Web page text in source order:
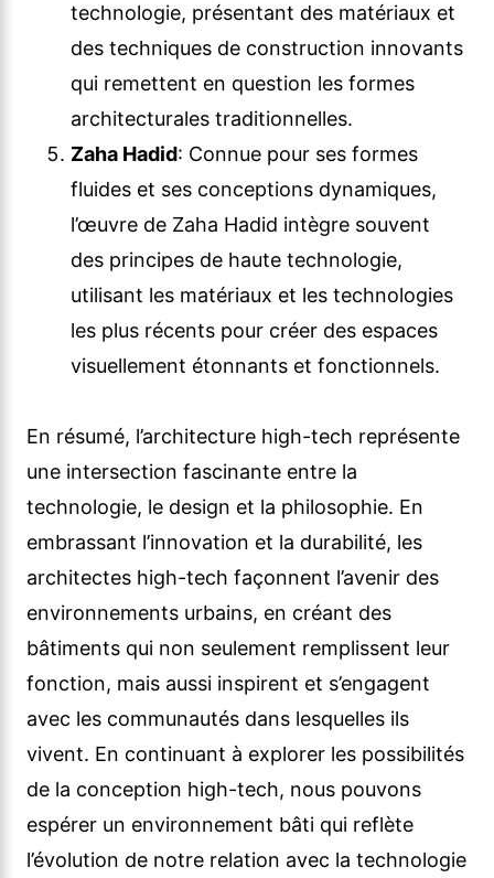
technologie, présentant des matériaux et
des techniques de construction innovants
qui remettent en question les formes
architecturales traditionnelles.
Zaha Hadid: Connue pour ses formes
fluides et ses conceptions dynamiques,
l’œuvre de Zaha Hadid intègre souvent
des principes de haute technologie,
utilisant les matériaux et les technologies
les plus récents pour créer des espaces
visuellement étonnants et fonctionnels.
En résumé, l’architecture high-tech représente
une intersection fascinante entre la
technologie, le design et la philosophie. En
embrassant l’innovation et la durabilité, les
architectes high-tech façonnent l’avenir des
environnements urbains, en créant des
bâtiments qui non seulement remplissent leur
fonction, mais aussi inspirent et s’engagent
avec les communautés dans lesquelles ils
vivent. En continuant à explorer les possibilités
de la conception high-tech, nous pouvons
espérer un environnement bâti qui reflète
l’évolution de notre relation avec la technologie